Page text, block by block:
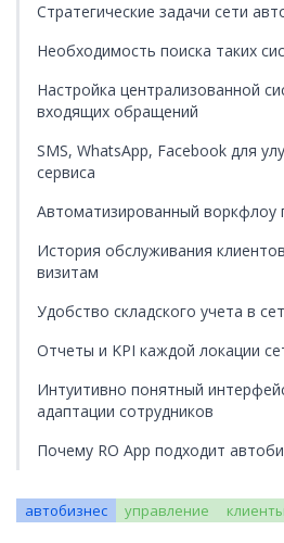
Стратегические задачи сети
Необходимость поиска таких
Настройка централизованной
входящих обращений
SMS, WhatsApp, Facebook для
сервиса
Автоматизированный воркфлоу
История обслуживания
визитам
Удобство складского учета в
Отчеты и KPI каждой локации
Интуитивно понятный
адаптации сотрудников
Почему RO App подходит
автобизнес управление клиенты